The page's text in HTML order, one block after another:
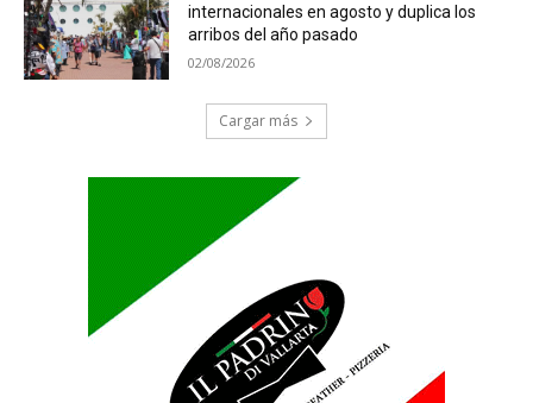
internacionales en agosto y duplica los
arribos del año pasado
02/08/2026
Cargar más